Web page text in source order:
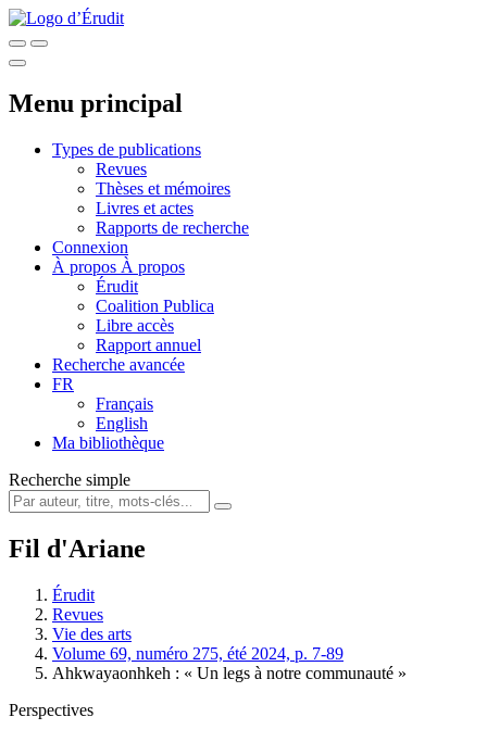
Menu principal
Types de publications
Revues
Thèses et mémoires
Livres et actes
Rapports de recherche
Connexion
À propos À propos
Érudit
Coalition Publica
Libre accès
Rapport annuel
Recherche avancée
FR
Français
English
Ma bibliothèque
Recherche simple
Fil d'Ariane
Érudit
Revues
Vie des arts
Volume 69, numéro 275, été 2024, p. 7-89
Ahkwayaonhkeh : « Un legs à notre communauté »
Perspectives